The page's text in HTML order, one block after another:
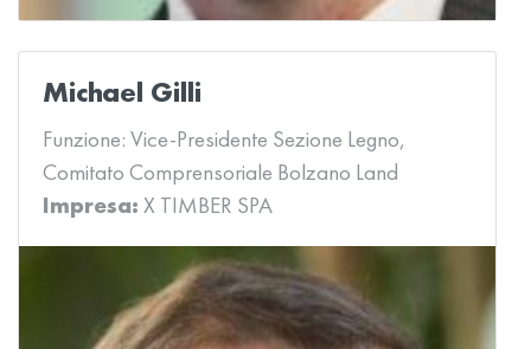
Michael Gilli
Funzione: Vice-Presidente Sezione Legno,
Comitato Comprensoriale Bolzano Land
Impresa: X TIMBER SPA